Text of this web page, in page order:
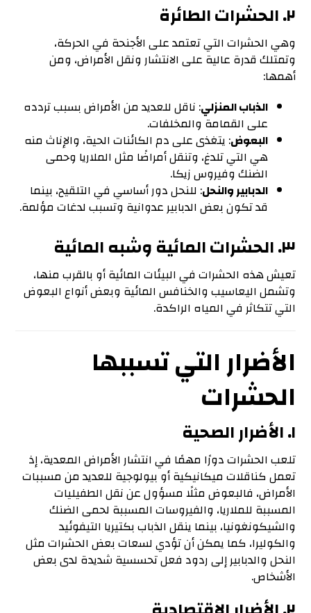
٢. الحشرات الطائرة
وهي الحشرات التي تعتمد على الأجنحة في الحركة،
وتمتلك قدرة عالية على الانتشار ونقل الأمراض، ومن
أهمها:
الذباب المنزلي: ناقل للعديد من الأمراض بسبب تردده
على القمامة والمخلفات.
البعوض: يتغذى على دم الكائنات الحية، والإناث منه
هي التي تلدغ، وتنقل أمراضًا مثل الملاريا وحمى
الضنك وفيروس زيكا.
الدبابير والنحل: للنحل دور أساسي في التلقيح، بينما
قد تكون بعض الدبابير عدوانية وتسبب لدغات مؤلمة.
٣. الحشرات المائية وشبه المائية
تعيش هذه الحشرات في البيئات المائية أو بالقرب منها،
وتشمل اليعاسيب والخنافس المائية وبعض أنواع البعوض
التي تتكاثر في المياه الراكدة.
الأضرار التي تسببها
الحشرات
١. الأضرار الصحية
تلعب الحشرات دورًا مهمًا في انتشار الأمراض المعدية، إذ
تعمل كناقلات ميكانيكية أو بيولوجية للعديد من مسببات
الأمراض، فالبعوض مثلًا مسؤول عن نقل الطفيليات
المسببة للملاريا، والفيروسات المسببة لحمى الضنك
والشيكونغونيا، بينما ينقل الذباب بكتيريا التيفوئيد
والكوليرا، كما يمكن أن تؤدي لسعات بعض الحشرات مثل
النحل والدبابير إلى ردود فعل تحسسية شديدة لدى بعض
الأشخاص.